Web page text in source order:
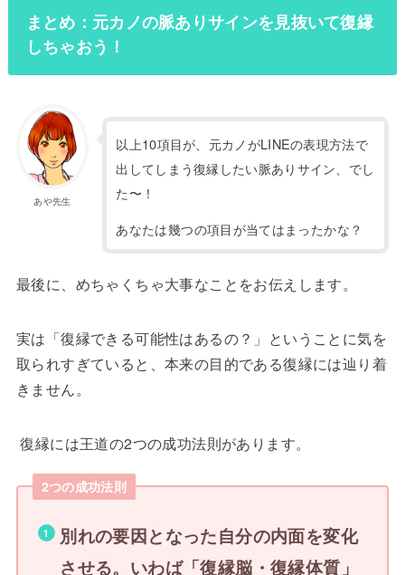
まとめ：元カノの脈ありサインを見抜いて復縁
しちゃおう！
あや先生
以上10項目が、元カノがLINEの表現方法で
出してしまう復縁したい脈ありサイン、でし
た〜！
あなたは幾つの項目が当てはまったかな？
最後に、めちゃくちゃ大事なことをお伝えします。
実は「復縁できる可能性はあるの？」ということに気を
取られすぎていると、本来の目的である復縁には辿り着
きません。
復縁には王道の2つの成功法則があります。
2つの成功法則
別れの要因となった自分の内面を変化
させる。いわば「復縁脳・復縁体質」